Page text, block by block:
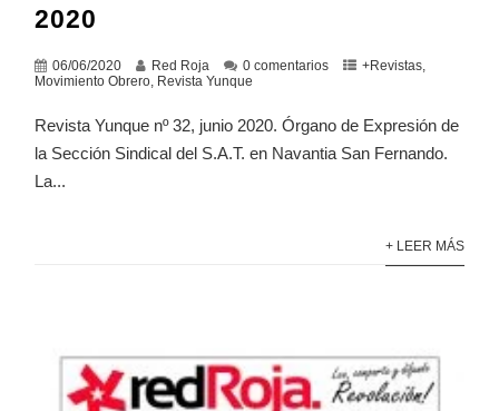
2020
06/06/2020 Red Roja 0 comentarios +Revistas,
Movimiento Obrero, Revista Yunque
Revista Yunque nº 32, junio 2020. Órgano de Expresión de
la Sección Sindical del S.A.T. en Navantia San Fernando.
La...
+ LEER MÁS